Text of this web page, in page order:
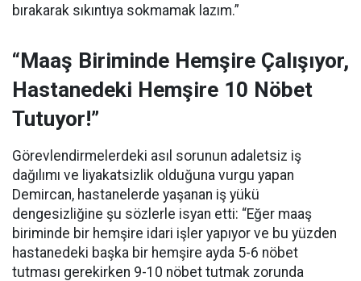
bırakarak sıkıntıya sokmamak lazım.”
“Maaş Biriminde Hemşire Çalışıyor,
Hastanedeki Hemşire 10 Nöbet
Tutuyor!”
Görevlendirmelerdeki asıl sorunun adaletsiz iş
dağılımı ve liyakatsizlik olduğuna vurgu yapan
Demircan, hastanelerde yaşanan iş yükü
dengesizliğine şu sözlerle isyan etti: “Eğer maaş
biriminde bir hemşire idari işler yapıyor ve bu yüzden
hastanedeki başka bir hemşire ayda 5-6 nöbet
tutması gerekirken 9-10 nöbet tutmak zorunda